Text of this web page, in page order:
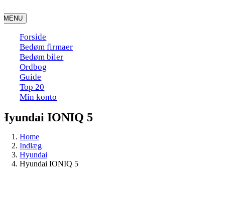
to
content
MENU
Forside
Bedøm firmaer
Bedøm biler
Ordbog
Guide
Top 20
Min konto
Hyundai IONIQ 5
Home
Indlæg
Hyundai
Hyundai IONIQ 5